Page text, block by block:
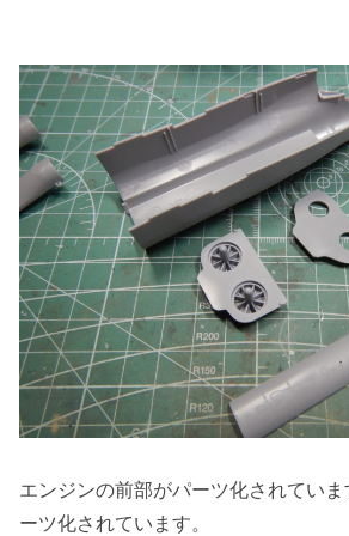
エンジンの前部がパーツ化されてい
ーツ化されています。